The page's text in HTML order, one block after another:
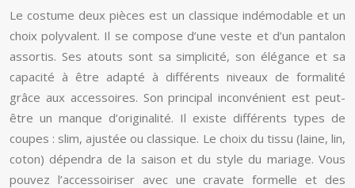
Le costume deux pièces est un classique indémodable et un
choix polyvalent. Il se compose d’une veste et d’un pantalon
assortis. Ses atouts sont sa simplicité, son élégance et sa
capacité à être adapté à différents niveaux de formalité
grâce aux accessoires. Son principal inconvénient est peut-
être un manque d’originalité. Il existe différents types de
coupes : slim, ajustée ou classique. Le choix du tissu (laine, lin,
coton) dépendra de la saison et du style du mariage. Vous
pouvez l’accessoiriser avec une cravate formelle et des